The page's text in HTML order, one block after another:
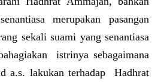
merupakan pasangan
sekali suami yang senantiasa
istrinya sebagaimana
a.s. lakukan terhadap Hadhrat